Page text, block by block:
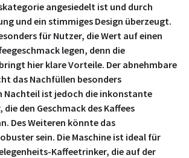
angesiedelt ist und durch
und ein stimmiges Design überzeugt.
für Nutzer, die Wert auf einen
legen, denn die
hier klare Vorteile. Der abnehmbare
das Nachfüllen besonders
Nachteil ist jedoch die inkonstante
den Geschmack des Kaffees
Des Weiteren könnte das
sein. Die Maschine ist ideal für
Kaffeetrinker, die auf der